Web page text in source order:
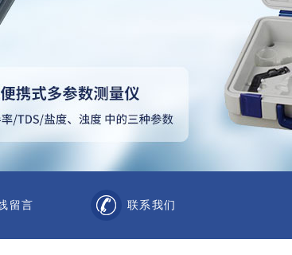
留言 联系我们